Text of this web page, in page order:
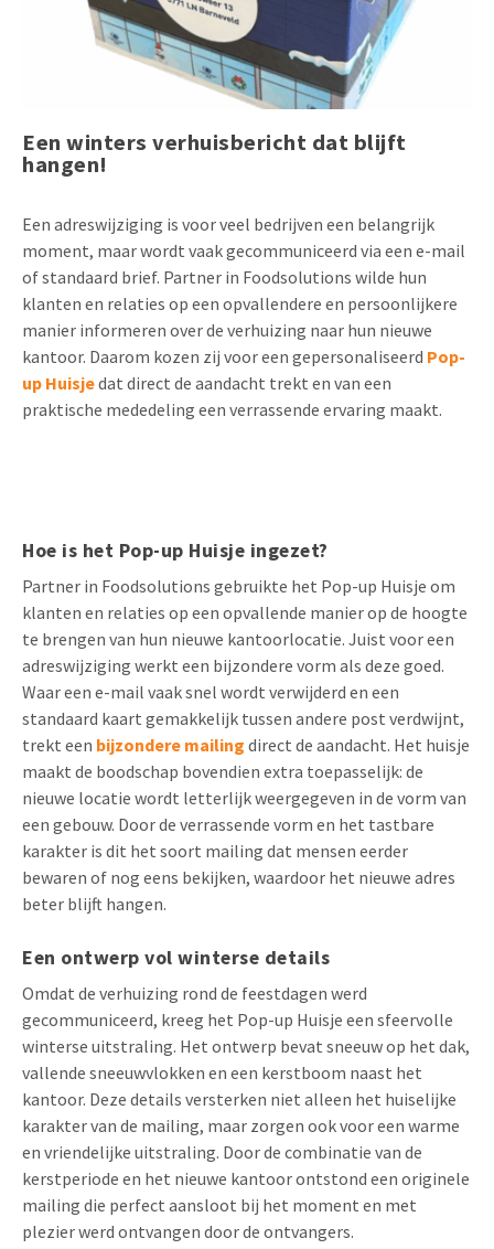
Een winters verhuisbericht dat blijft
hangen!
Een adreswijziging is voor veel bedrijven een belangrijk
moment, maar wordt vaak gecommuniceerd via een e-mail
of standaard brief. Partner in Foodsolutions wilde hun
klanten en relaties op een opvallendere en persoonlijkere
manier informeren over de verhuizing naar hun nieuwe
kantoor. Daarom kozen zij voor een gepersonaliseerd Pop-
up Huisjedat direct de aandacht trekt en van een
praktische mededeling een verrassende ervaring maakt.
Hoe is het Pop-up Huisje ingezet?
Partner in Foodsolutions gebruikte het Pop-up Huisje om
klanten en relaties op een opvallende manier op de hoogte
te brengen van hun nieuwe kantoorlocatie. Juist voor een
adreswijziging werkt een bijzondere vorm als deze goed.
Waar een e-mail vaak snel wordt verwijderd en een
standaard kaart gemakkelijk tussen andere post verdwijnt,
trekt een bijzondere mailing direct de aandacht. Het huisje
maakt de boodschap bovendien extra toepasselijk: de
nieuwe locatie wordt letterlijk weergegeven in de vorm van
een gebouw. Door de verrassende vorm en het tastbare
karakter is dit het soort mailing dat mensen eerder
bewaren of nog eens bekijken, waardoor het nieuwe adres
beter blijft hangen.
Een ontwerp vol winterse details
Omdat de verhuizing rond de feestdagen werd
gecommuniceerd, kreeg het Pop-up Huisje een sfeervolle
winterse uitstraling. Het ontwerp bevat sneeuw op het dak,
vallende sneeuwvlokken en een kerstboom naast het
kantoor. Deze details versterken niet alleen het huiselijke
karakter van de mailing, maar zorgen ook voor een warme
en vriendelijke uitstraling. Door de combinatie van de
kerstperiode en het nieuwe kantoor ontstond een originele
mailing die perfect aansloot bij het moment en met
plezier werd ontvangen door de ontvangers.
Pop-up Kaarten
Lenticular Cards
Tabkaarten
Budget kaarten
Andere opvallende mailings
Alle producten
Media Marketing
Non-profit Marketing
Duurzame Marketing
Marketing voor Scholen
Horeca Marketing
Food Marketing
Uitnodigingen
Product Introductie
Kalender maken
Klantenbinding
Contactgegevens
Brochure downloaden